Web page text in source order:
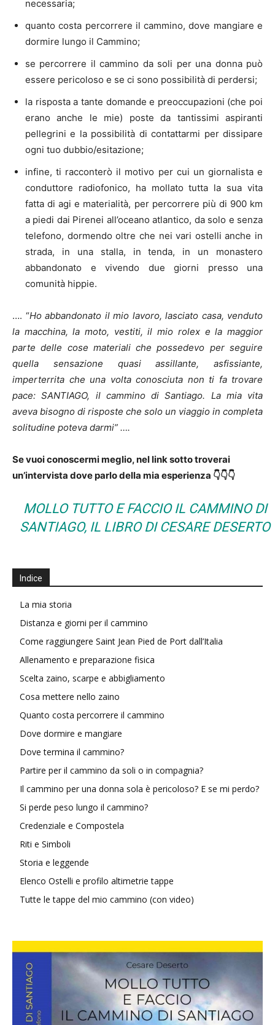
necessaria;
quanto costa percorrere il cammino, dove mangiare e
dormire lungo il Cammino;
se percorrere il cammino da soli per una donna può
essere pericoloso e se ci sono possibilità di perdersi;
la risposta a tante domande e preoccupazioni (che poi
erano anche le mie) poste da tantissimi aspiranti
pellegrini e la possibilità di contattarmi per dissipare
ogni tuo dubbio/esitazione;
infine, ti racconterò il motivo per cui un giornalista e
conduttore radiofonico, ha mollato tutta la sua vita
fatta di agi e materialità, per percorrere più di 900 km
a piedi dai Pirenei all’oceano atlantico, da solo e senza
telefono, dormendo oltre che nei vari ostelli anche in
strada, in una stalla, in tenda, in un monastero
abbandonato e vivendo due giorni presso una
comunità hippie.
…. “Ho abbandonato il mio lavoro, lasciato casa, venduto
la macchina, la moto, vestiti, il mio rolex e la maggior
parte delle cose materiali che possedevo per seguire
quella sensazione quasi assillante, asfissiante,
imperterrita che una volta conosciuta non ti fa trovare
pace: SANTIAGO, il cammino di Santiago. La mia vita
aveva bisogno di risposte che solo un viaggio in completa
solitudine poteva darmi” ….
Se vuoi conoscermi meglio, nel link sotto troverai
un’intervista dove parlo della mia esperienza 👇👇👇
MOLLO TUTTO E FACCIO IL CAMMINO DI
SANTIAGO, IL LIBRO DI CESARE DESERTO
Indice
La mia storia
Distanza e giorni per il cammino
Come raggiungere Saint Jean Pied de Port dall’Italia
Allenamento e preparazione fisica
Scelta zaino, scarpe e abbigliamento
Cosa mettere nello zaino
Quanto costa percorrere il cammino
Dove dormire e mangiare
Dove termina il cammino?
Partire per il cammino da soli o in compagnia?
Il cammino per una donna sola è pericoloso? E se mi perdo?
Si perde peso lungo il cammino?
Credenziale e Compostela
Riti e Simboli
Storia e leggende
Elenco Ostelli e profilo altimetrie tappe
Tutte le tappe del mio cammino (con video)